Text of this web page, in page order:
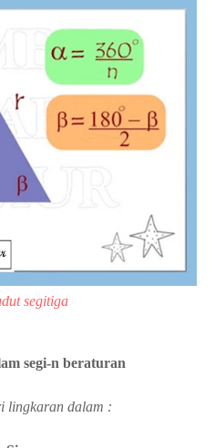
segitiga
segi-n beraturan
lingkaran dalam :